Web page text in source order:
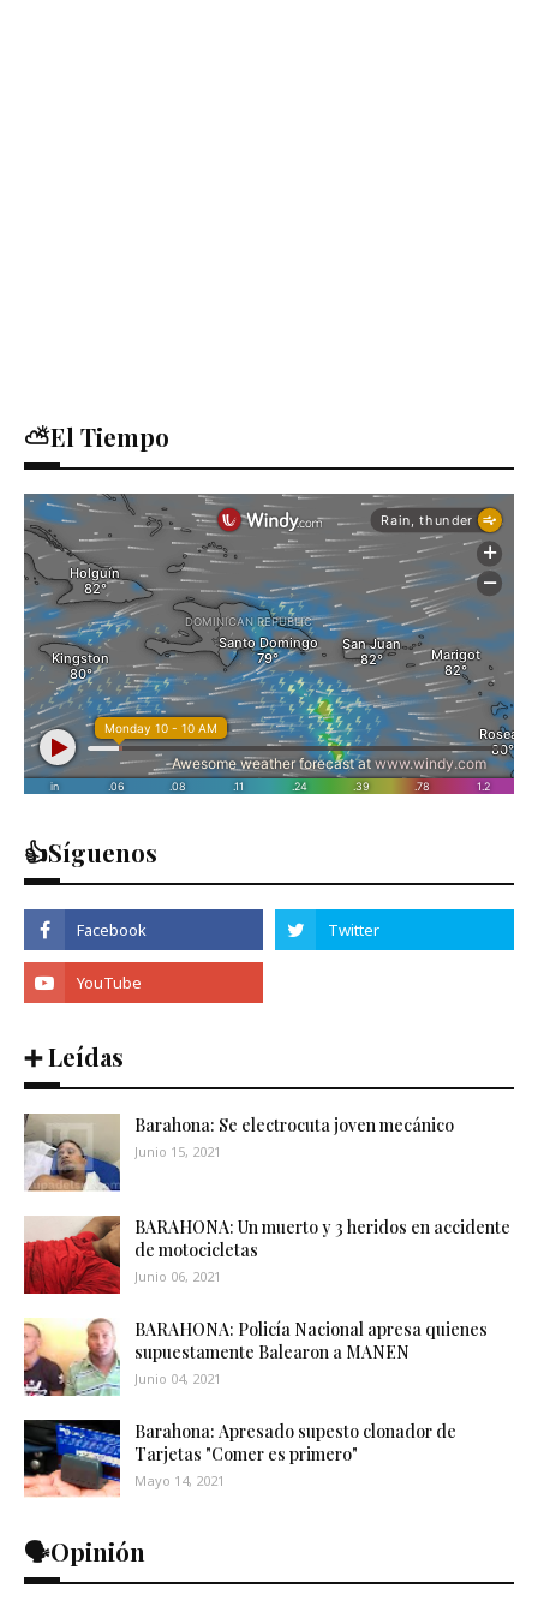
⛅El Tiempo
👍Síguenos
➕ Leídas
Barahona: Se electrocuta joven mecánico
Junio 15, 2021
BARAHONA: Un muerto y 3 heridos en accidente
de motocicletas
Junio 06, 2021
BARAHONA: Policía Nacional apresa quienes
supuestamente Balearon a MANEN
Junio 04, 2021
Barahona: Apresado supesto clonador de
Tarjetas "Comer es primero"
Mayo 14, 2021
🗣️Opinión